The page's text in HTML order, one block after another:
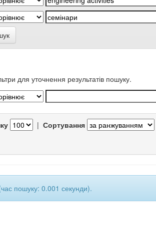
для уточнення результатів пошуку.
| Сортування
пошуку: 0.001 секунди).